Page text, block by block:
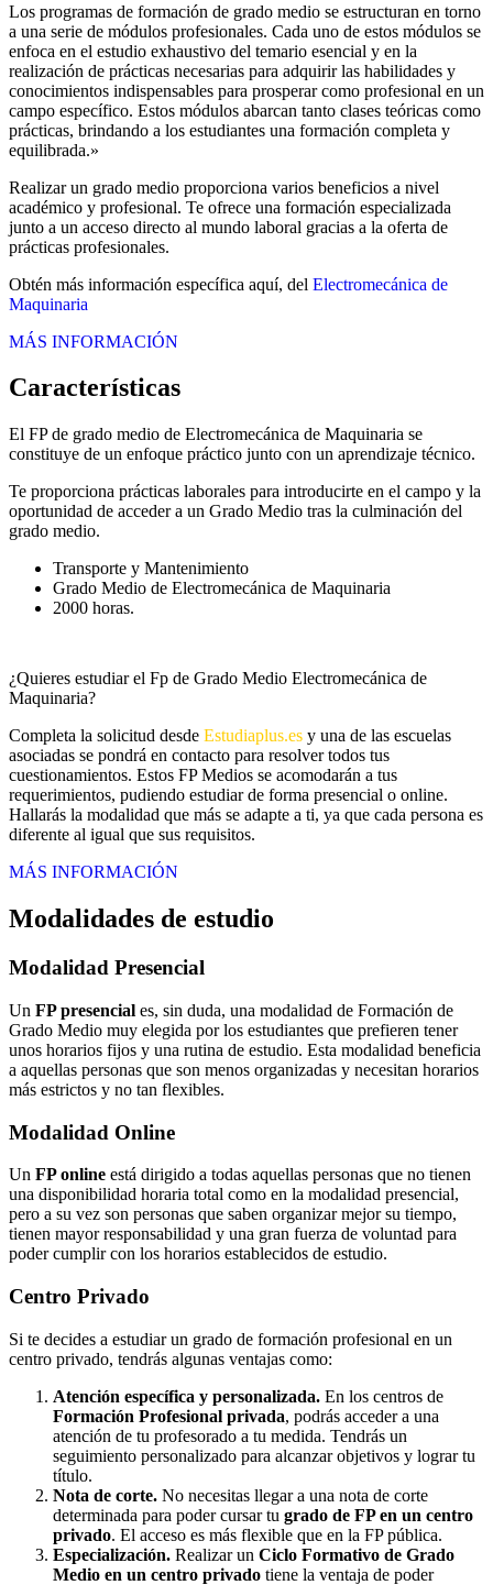
Los programas de formación de grado medio se estructuran en torno
a una serie de módulos profesionales. Cada uno de estos módulos se
enfoca en el estudio exhaustivo del temario esencial y en la
realización de prácticas necesarias para adquirir las habilidades y
conocimientos indispensables para prosperar como profesional en un
campo específico. Estos módulos abarcan tanto clases teóricas como
prácticas, brindando a los estudiantes una formación completa y
equilibrada.»
Realizar un grado medio proporciona varios beneficios a nivel
académico y profesional. Te ofrece una formación especializada
junto a un acceso directo al mundo laboral gracias a la oferta de
prácticas profesionales.
Obtén más información específica aquí, del Electromecánica de
Maquinaria
MÁS INFORMACIÓN
Características
El FP de grado medio de Electromecánica de Maquinaria se
constituye de un enfoque práctico junto con un aprendizaje técnico.
Te proporciona prácticas laborales para introducirte en el campo y la
oportunidad de acceder a un Grado Medio tras la culminación del
grado medio.
Transporte y Mantenimiento
Grado Medio de Electromecánica de Maquinaria
2000 horas.
¿Quieres estudiar el Fp de Grado Medio Electromecánica de
Maquinaria?
Completa la solicitud desde Estudiaplus.es y una de las escuelas
asociadas se pondrá en contacto para resolver todos tus
cuestionamientos. Estos FP Medios se acomodarán a tus
requerimientos, pudiendo estudiar de forma presencial o online.
Hallarás la modalidad que más se adapte a ti, ya que cada persona es
diferente al igual que sus requisitos.
MÁS INFORMACIÓN
Modalidades de estudio
Modalidad Presencial
Un FP presencial es, sin duda, una modalidad de Formación de
Grado Medio muy elegida por los estudiantes que prefieren tener
unos horarios fijos y una rutina de estudio. Esta modalidad beneficia
a aquellas personas que son menos organizadas y necesitan horarios
más estrictos y no tan flexibles.
Modalidad Online
Un FP online está dirigido a todas aquellas personas que no tienen
una disponibilidad horaria total como en la modalidad presencial,
pero a su vez son personas que saben organizar mejor su tiempo,
tienen mayor responsabilidad y una gran fuerza de voluntad para
poder cumplir con los horarios establecidos de estudio.
Centro Privado
Si te decides a estudiar un grado de formación profesional en un
centro privado, tendrás algunas ventajas como:
Atención específica y personalizada. En los centros de
Formación Profesional privada, podrás acceder a una
atención de tu profesorado a tu medida. Tendrás un
seguimiento personalizado para alcanzar objetivos y lograr tu
título.
Nota de corte. No necesitas llegar a una nota de corte
determinada para poder cursar tu grado de FP en un centro
privado. El acceso es más flexible que en la FP pública.
Especialización. Realizar un Ciclo Formativo de Grado
Medio en un centro privado tiene la ventaja de poder